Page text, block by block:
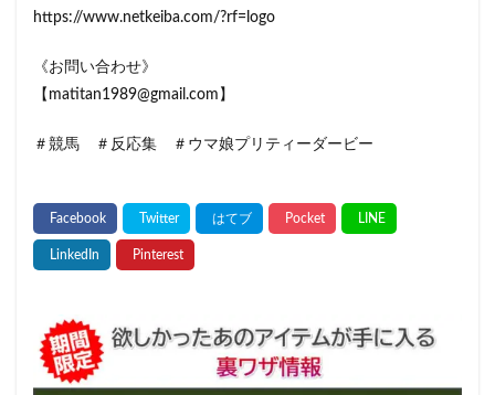
https://www.netkeiba.com/?rf=logo
《お問い合わせ》
【matitan1989@gmail.com】
＃競馬 ＃反応集 ＃ウマ娘プリティーダービー